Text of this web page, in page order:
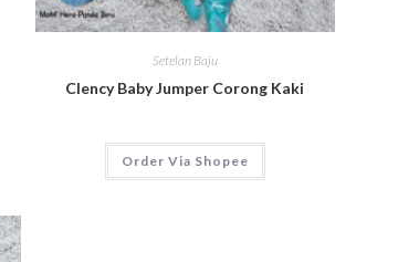
Setelan Baju
Clency Baby Jumper Corong Kaki
Order Via Shopee